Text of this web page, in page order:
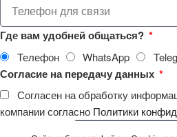
Где вам удобней общаться?
Телефон WhatsApp
Согласие на передачу данных
Согласен на обработку
компании согласно Политики